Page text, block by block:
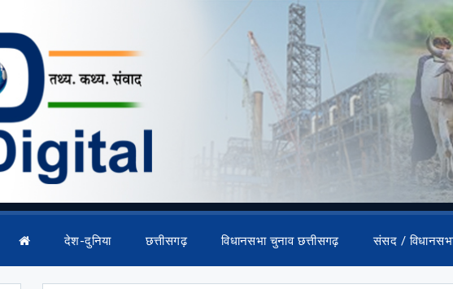
देश-दुनिया छत्तीसगढ़ विधानसभा चुनाव छत्तीसगढ़ संसद /